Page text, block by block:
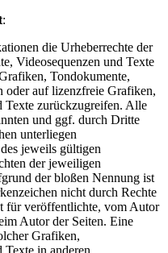
:
die Urheberrechte der
Videosequenzen und Texte
Tondokumente,
oder auf lizenzfreie Grafiken,
Texte zurückzugreifen. Alle
und ggf. durch Dritte
unterliegen
jeweils gültigen
der jeweiligen
der bloßen Nennung ist
nicht durch Rechte
für veröffentlichte, vom Autor
Autor der Seiten. Eine
Grafiken,
Texte in anderen